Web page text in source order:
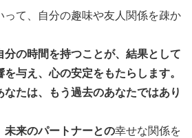
って、自分の趣味や友人関係を疎か
分の時間を持つことが、結果として
与え、心の安定をもたらします。
たは、もう過去のあなたではあり
未来のパートナーとの幸せな関係を